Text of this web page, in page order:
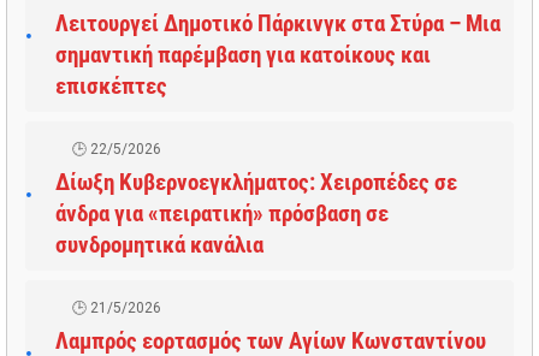
Λειτουργεί Δημοτικό Πάρκινγκ στα Στύρα – Μια
σημαντική παρέμβαση για κατοίκους και
επισκέπτες
22/5/2026
Δίωξη Κυβερνοεγκλήματος: Χειροπέδες σε
άνδρα για «πειρατική» πρόσβαση σε
συνδρομητικά κανάλια
21/5/2026
Λαμπρός εορτασμός των Αγίων Κωνσταντίνου